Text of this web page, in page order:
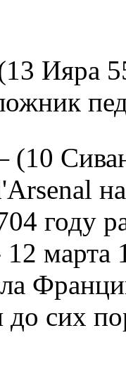
Ияра
году
марта
до сих